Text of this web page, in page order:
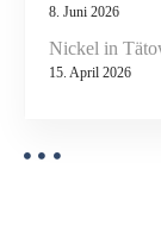
8. Juni 2026
Nickel in
15. April 2026